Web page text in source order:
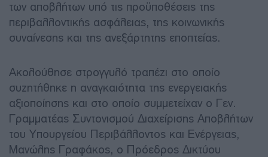
των αποβλήτων υπό τις προϋποθέσεις της
περιβαλλοντικής ασφάλειας, της κοινωνικής
συναίνεσης και της ανεξάρτητης εποπτείας.
Ακολούθησε στρογγυλό τραπέζι στο οποίο
συζητήθηκε η αναγκαιότητα της ενεργειακής
αξιοποίησης και στο οποίο συμμετείχαν ο Γεν.
Γραμματέας Συντονισμού Διαχείρισης Αποβλήτων
του Υπουργείου Περιβάλλοντος και Ενέργειας,
Μανώλης Γραφάκος, ο Πρόεδρος Δικτύου